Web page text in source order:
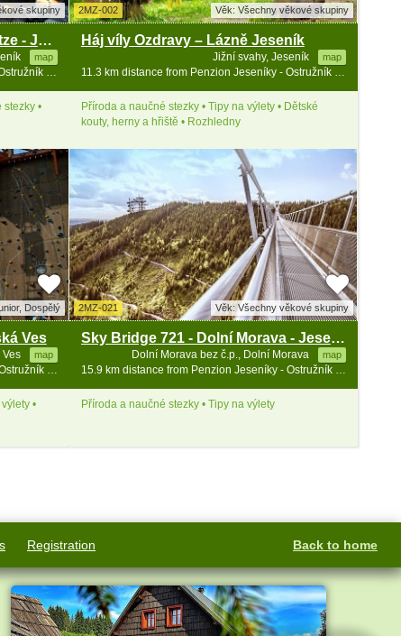
skupiny
Balneopark Vincenze Priessnitze - Jeseník
map
11.2 km distance from Penzion Jeseníky - Ostružník - Petříkov - Ramzová
•
2MZ-002 Věk: Všechny věkové skupiny
Háj víly Ozdravy – Lázně Jeseník
Jižní svahy, Jeseník map
11.3 km distance from Penzion Jeseníky - Ostružník - Petříkov - Ramzová
Příroda a naučné stezky • Tipy na výlety • Dětské
kouty, herny a hřiště • Rozhledny
Dospělý
Ves
Ves map
15.1 km distance from Penzion Jeseníky - Ostružník - Petříkov - Ramzová
•
2MZ-021 Věk: Všechny věkové skupiny
Sky Bridge 721 - Dolní Morava - Jeseníky
Dolní Morava bez č.p., Dolní Morava map
15.9 km distance from Penzion Jeseníky - Ostružník - Petříkov - Ramzová
Příroda a naučné stezky • Tipy na výlety
Registration Back to home